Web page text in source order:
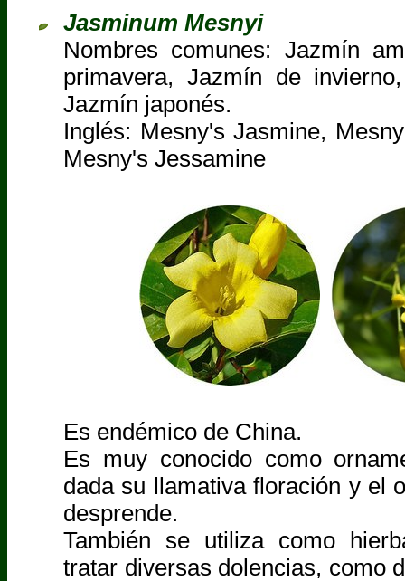
Jasminum Mesnyi
Nombres comunes: Jazmín
primavera, Jazmín de
Jazmín japonés.
Inglés: Mesny's Jasmine,
Mesny's Jessamine
Es endémico de China.
Es muy conocido como
dada su llamativa floración y el
desprende.
También se utiliza como
tratar diversas dolencias, como